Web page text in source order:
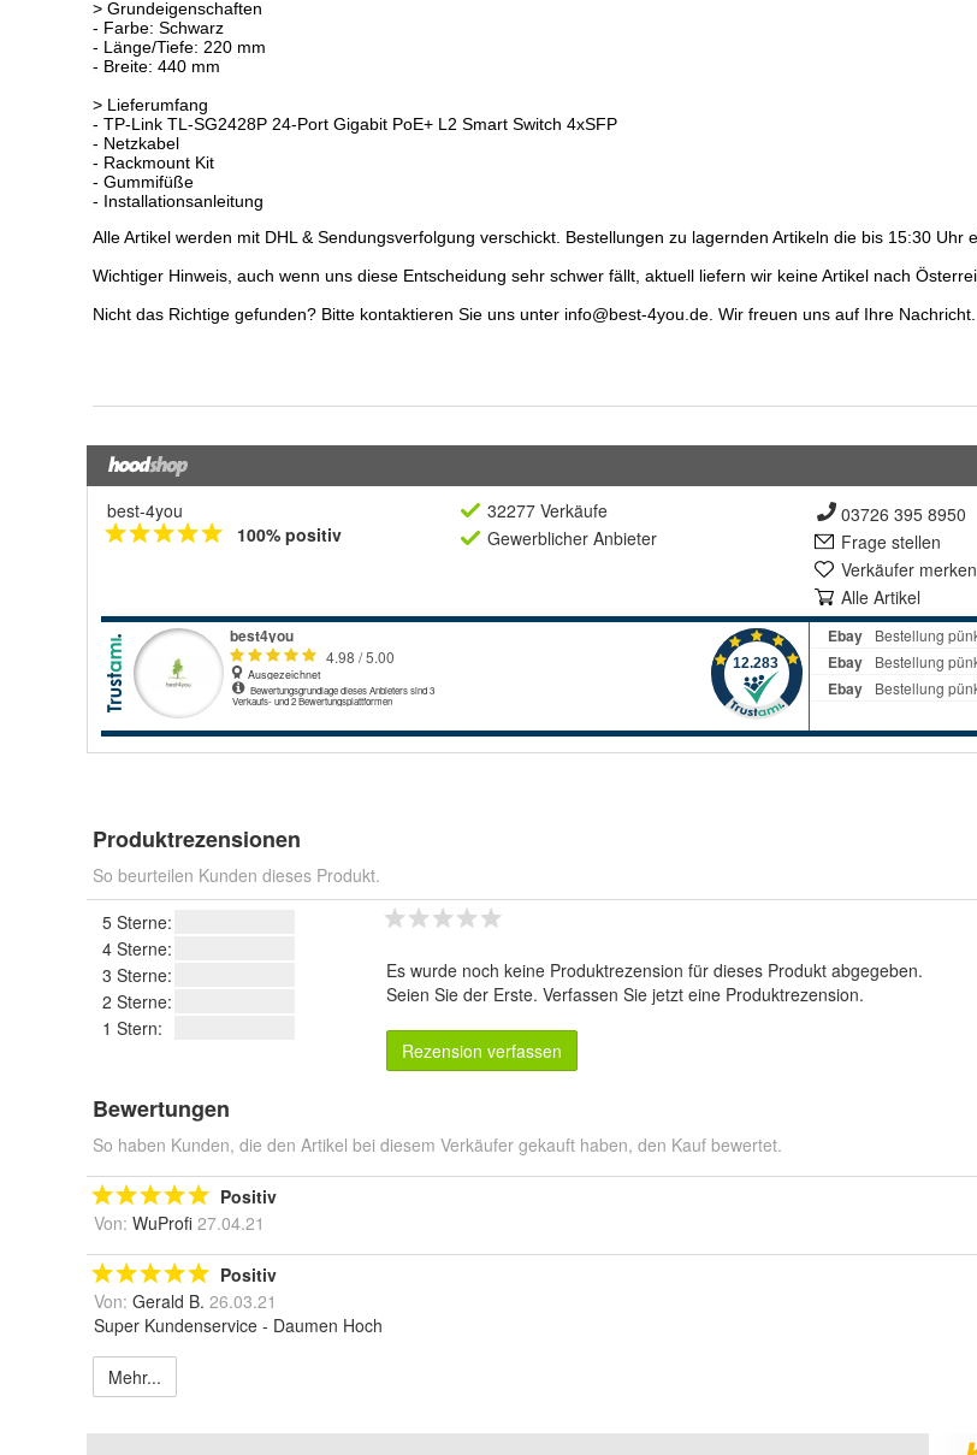
best-4you
100% positiv
32277 Verkäufe
Gewerblicher Anbieter
03726 395 8950
Frage stellen
Verkäufer merken
Alle Artikel
Produktrezensionen
So beurteilen Kunden dieses Produkt.
5 Sterne:
4 Sterne:
3 Sterne:
2 Sterne:
1 Stern:
Es wurde noch keine Produktrezension für dieses Produkt abgegeben.
Seien Sie der Erste. Verfassen Sie jetzt eine Produktrezension.
Rezension verfassen
Bewertungen
So haben Kunden, die den Artikel bei diesem Verkäufer gekauft haben, den Kauf bewertet.
Positiv
Von: WuProfi 27.04.21
Positiv
Von: Gerald B. 26.03.21
Super Kundenservice - Daumen Hoch
Mehr...